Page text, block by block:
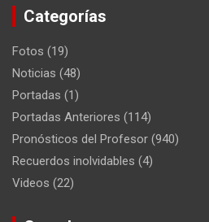
Categorías
Fotos (19)
Noticias (48)
Portadas (1)
Portadas Anteriores (114)
Pronósticos del Profesor (940)
Recuerdos inolvidables (4)
Videos (22)